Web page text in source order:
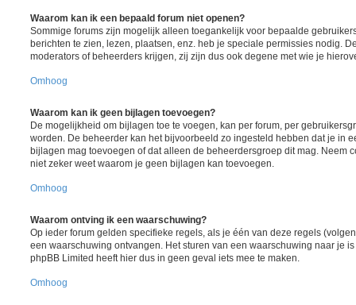
Waarom kan ik een bepaald forum niet openen?
Sommige forums zijn mogelijk alleen toegankelijk voor bepaalde
berichten te zien, lezen, plaatsen, enz. heb je speciale permissies nodig.
moderators of beheerders krijgen, zij zijn dus ook degene met wie je
Omhoog
Waarom kan ik geen bijlagen toevoegen?
De mogelijkheid om bijlagen toe te voegen, kan per forum, per
worden. De beheerder kan het bijvoorbeeld zo ingesteld hebben dat je in
bijlagen mag toevoegen of dat alleen de beheerdersgroep dit mag. Neem
niet zeker weet waarom je geen bijlagen kan toevoegen.
Omhoog
Waarom ontving ik een waarschuwing?
Op ieder forum gelden specifieke regels, als je één van deze regels
een waarschuwing ontvangen. Het sturen van een waarschuwing naar je
phpBB Limited heeft hier dus in geen geval iets mee te maken.
Omhoog